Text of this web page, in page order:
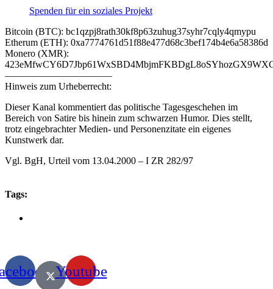
Spenden für ein soziales Projekt
Bitcoin (BTC): bc1qzpj8rath30kf8p63zuhug37syhr7cqly4qmypu
Etherum (ETH): 0xa7774761d51f88e477d68c3bef174b4e6a58386d
Monero (XMR):
———————————
Hinweis zum Urheberrecht:
Dieser Kanal kommentiert das politische Tagesgeschehen im
Bereich von Satire bis hinein zum schwarzen Humor. Dies stellt,
trotz eingebrachter Medien- und Personenzitate ein eigenes
Kunstwerk dar.
Vgl. BgH, Urteil vom 13.04.2000 – I ZR 282/97
Tags:
Youtube